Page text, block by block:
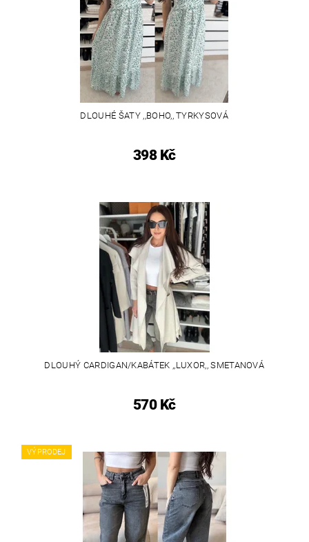
DLOUHÉ ŠATY ,,BOHO,, TYRKYSOVÁ
398 Kč
DLOUHÝ CARDIGAN/KABÁTEK ,,LUXOR,, SMETANOVÁ
570 Kč
VÝPRODEJ